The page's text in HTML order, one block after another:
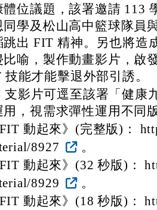
體位議題，該署邀請 113
同學及松山高中籃球隊員
跳出 FIT 精神。另也將造
比喻，製作動畫影片，啟
技能才能擊退外部引誘。
支影片可逕至該署「健康
用，視需求彈性運用不同
FIT 動起來》(完整版)：
8927
。
FIT 動起來》(32 秒版)：
8929
。
FIT 動起來》(18 秒版)：